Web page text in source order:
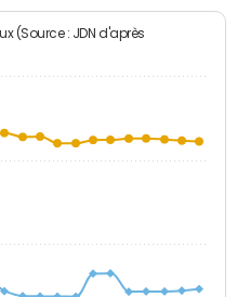
(Source : JDN d'après